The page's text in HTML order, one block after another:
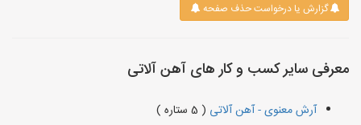
گزارش یا درخواست حذف صفحه
معرفی سایر کسب و کار های آهن آلاتی
آرش معنوی - آهن آلاتی ( 5 ستاره )